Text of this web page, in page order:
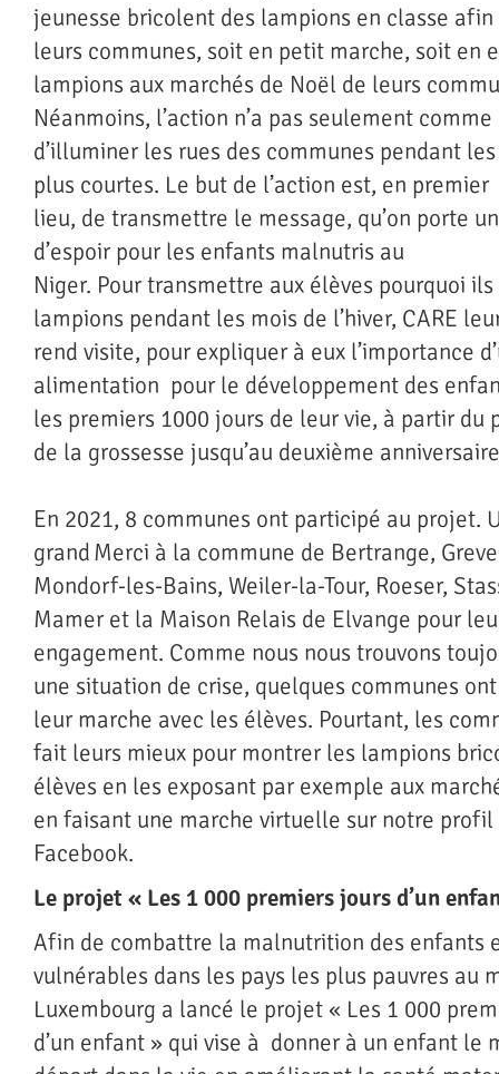
jeunesse bricolent des lampions en classe
leurs communes, soit en petit marche, soit en
lampions aux marchés de Noël de leurs
Néanmoins, l’action n’a pas seulement
d’illuminer les rues des communes pendant
plus courtes. Le but de l’action est, en premier
lieu, de transmettre le message, qu’on porte
d’espoir pour les enfants malnutris au
Niger. Pour transmettre aux élèves pourquoi
lampions pendant les mois de l’hiver, CARE
rend visite, pour expliquer à eux l’importance
alimentation pour le développement des
les premiers 1000 jours de leur vie, à partir du
de la grossesse jusqu’au deuxième anniversaire
En 2021, 8 communes ont participé au projet.
grand Merci à la commune de Bertrange,
Mondorf-les-Bains, Weiler-la-Tour, Roeser,
Mamer et la Maison Relais de Elvange pour
engagement. Comme nous nous trouvons
une situation de crise, quelques communes
leur marche avec les élèves. Pourtant, les
fait leurs mieux pour montrer les lampions
élèves en les exposant par exemple aux
en faisant une marche virtuelle sur notre
Facebook.
Le projet « Les 1 000 premiers jours d’un
Afin de combattre la malnutrition des enfants
vulnérables dans les pays les plus pauvres au
Luxembourg a lancé le projet « Les 1 000
d’un enfant » qui vise à donner à un enfant le